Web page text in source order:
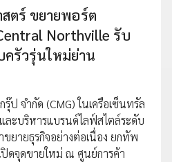
สตร์ ขยายพอร์ต
Northville รับ
ครัวรุ่นใหม่ย่าน
ป จำกัด (CMG) ในเครือเซ็นทรัล
ละบริหารแบรนด์ไลฟ์สไตล์ระดับ
ขยายธุรกิจอย่างต่อเนื่อง ยกทัพ
ดจุดขายใหม่ ณ ศูนย์การค้า